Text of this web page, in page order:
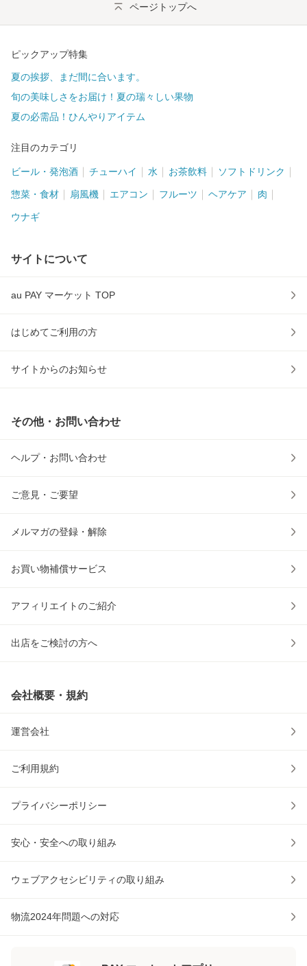
ページトップへ
ピックアップ特集
夏の挨拶、まだ間に合います。
旬の美味しさをお届け！夏の瑞々しい果物
夏の必需品！ひんやりアイテム
注目のカテゴリ
ビール・発泡酒 チューハイ 水 お茶飲料 ソフトドリンク
惣菜・食材 扇風機 エアコン フルーツ ヘアケア 肉
ウナギ
サイトについて
au PAY マーケット TOP
はじめてご利用の方
サイトからのお知らせ
その他・お問い合わせ
ヘルプ・お問い合わせ
ご意見・ご要望
メルマガの登録・解除
お買い物補償サービス
アフィリエイトのご紹介
出店をご検討の方へ
会社概要・規約
運営会社
ご利用規約
プライバシーポリシー
安心・安全への取り組み
ウェブアクセシビリティの取り組み
物流2024年問題への対応